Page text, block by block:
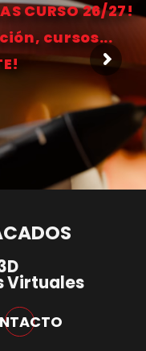
CURSO 26/27!
cursos...
Virtuales